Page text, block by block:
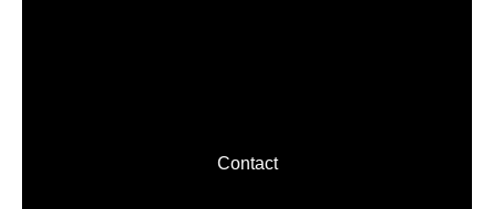
Contact